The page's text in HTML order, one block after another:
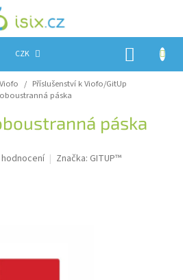
CZK
/ Příslušenství k Viofo/GitUp
oboustranná páska
páska
Značka: GITUP™